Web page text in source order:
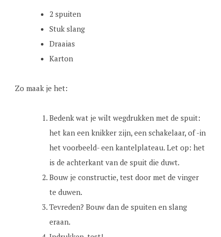
2 spuiten
Stuk slang
Draaias
Karton
Zo maak je het:
Bedenk wat je wilt wegdrukken met de spuit:
het kan een knikker zijn, een schakelaar, of -in
het voorbeeld- een kantelplateau. Let op: het
is de achterkant van de spuit die duwt.
Bouw je constructie, test door met de vinger
te duwen.
Tevreden? Bouw dan de spuiten en slang
eraan.